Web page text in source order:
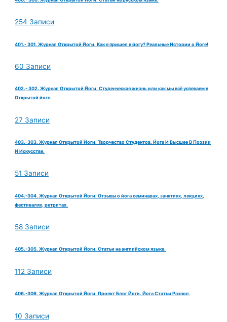
254 Записи
401.- 301. Журнал Открытой Йоги. Как я пришел в йогу? Реальные Истории о Йоге!
60 Записи
402.- 302. Журнал Открытой Йоги. Студенческая жизнь,или как мы всё успеваем в
Открытой йоге.
27 Записи
403.-303. Журнал Открытой Йоги. Творчество Студентов. Йога И Высшее В Поэзии
И Искусстве.
51 Записи
404.-304. Журнал Открытой Йоги. Отзывы о йога семинарах, занятиях, лекциях,
фестивалях, ретритах.
58 Записи
405.-305. Журнал Открытой Йоги. Статьи на английском языке.
112 Записи
406.-306. Журнал Открытой Йоги. Проект Блог Йоги. Йога Статьи Разное.
10 Записи